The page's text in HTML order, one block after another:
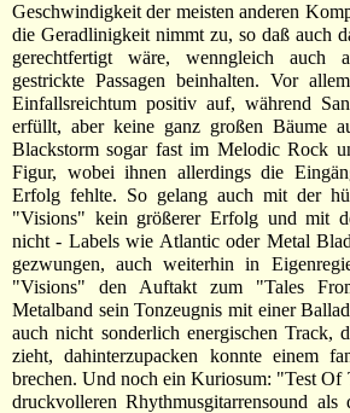
Geschwindigkeit der meisten anderen
die Geradlinigkeit nimmt zu, so daß auch
gerechtfertigt wäre, wenngleich auch
gestrickte Passagen beinhalten. Vor
Einfallsreichtum positiv auf, während
erfüllt, aber keine ganz großen Bäume
Blackstorm sogar fast im Melodic Rock
Figur, wobei ihnen allerdings die
Erfolg fehlte. So gelang auch mit der
"Visions" kein größerer Erfolg und mit
nicht - Labels wie Atlantic oder Metal
gezwungen, auch weiterhin in
"Visions" den Auftakt zum "Tales
Metalband sein Tonzeugnis mit einer
auch nicht sonderlich energischen
zieht, dahinterzupacken konnte einem
brechen. Und noch ein Kuriosum: "Test Of
druckvolleren Rhythmusgitarrensound